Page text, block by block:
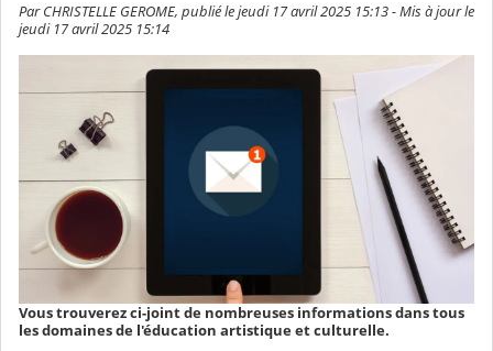
Par CHRISTELLE GEROME, publié le jeudi 17 avril 2025 15:13 - Mis à jour le
jeudi 17 avril 2025 15:14
Vous trouverez ci-joint de nombreuses informations dans tous
les domaines de l'éducation artistique et culturelle.